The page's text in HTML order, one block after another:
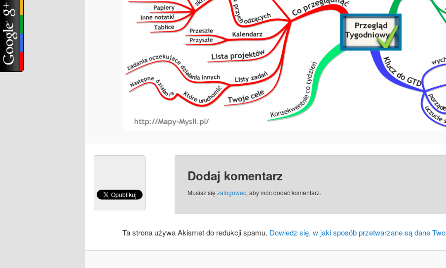
Dodaj komentarz
Musisz się zalogować, aby móc dodać komentarz.
Ta strona używa Akismet do redukcji spamu. Dowiedz się, w jaki sposób przetwarzane są dane